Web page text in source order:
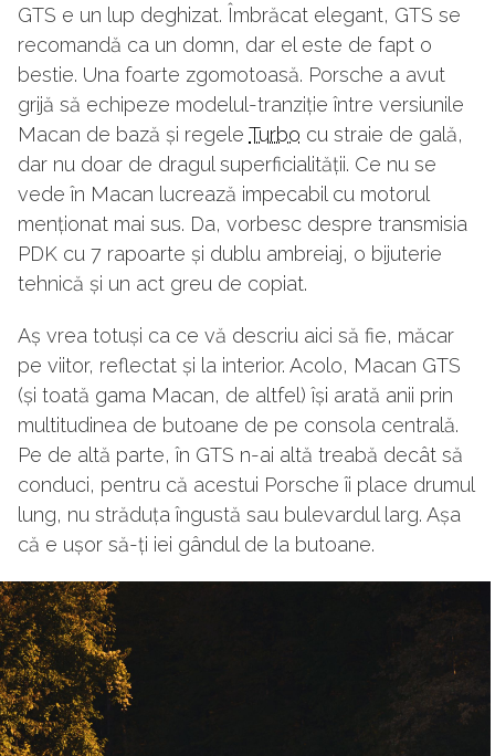
GTS e un lup deghizat. Îmbrăcat elegant, GTS se
recomandă ca un domn, dar el este de fapt o
bestie. Una foarte zgomotoasă. Porsche a avut
grijă să echipeze modelul-tranziție între versiunile
Macan de bază și regele Turbo cu straie de gală,
dar nu doar de dragul superficialității. Ce nu se
vede în Macan lucrează impecabil cu motorul
menționat mai sus. Da, vorbesc despre transmisia
PDK cu 7 rapoarte și dublu ambreiaj, o bijuterie
tehnică și un act greu de copiat.
Aș vrea totuși ca ce vă descriu aici să fie, măcar
pe viitor, reflectat și la interior. Acolo, Macan GTS
(și toată gama Macan, de altfel) își arată anii prin
multitudinea de butoane de pe consola centrală.
Pe de altă parte, în GTS n-ai altă treabă decât să
conduci, pentru că acestui Porsche îi place drumul
lung, nu străduța îngustă sau bulevardul larg. Așa
că e ușor să-ți iei gândul de la butoane.